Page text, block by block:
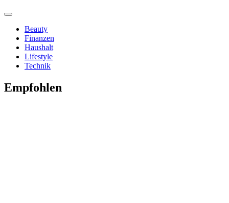
Beauty
Finanzen
Haushalt
Lifestyle
Technik
Empfohlen